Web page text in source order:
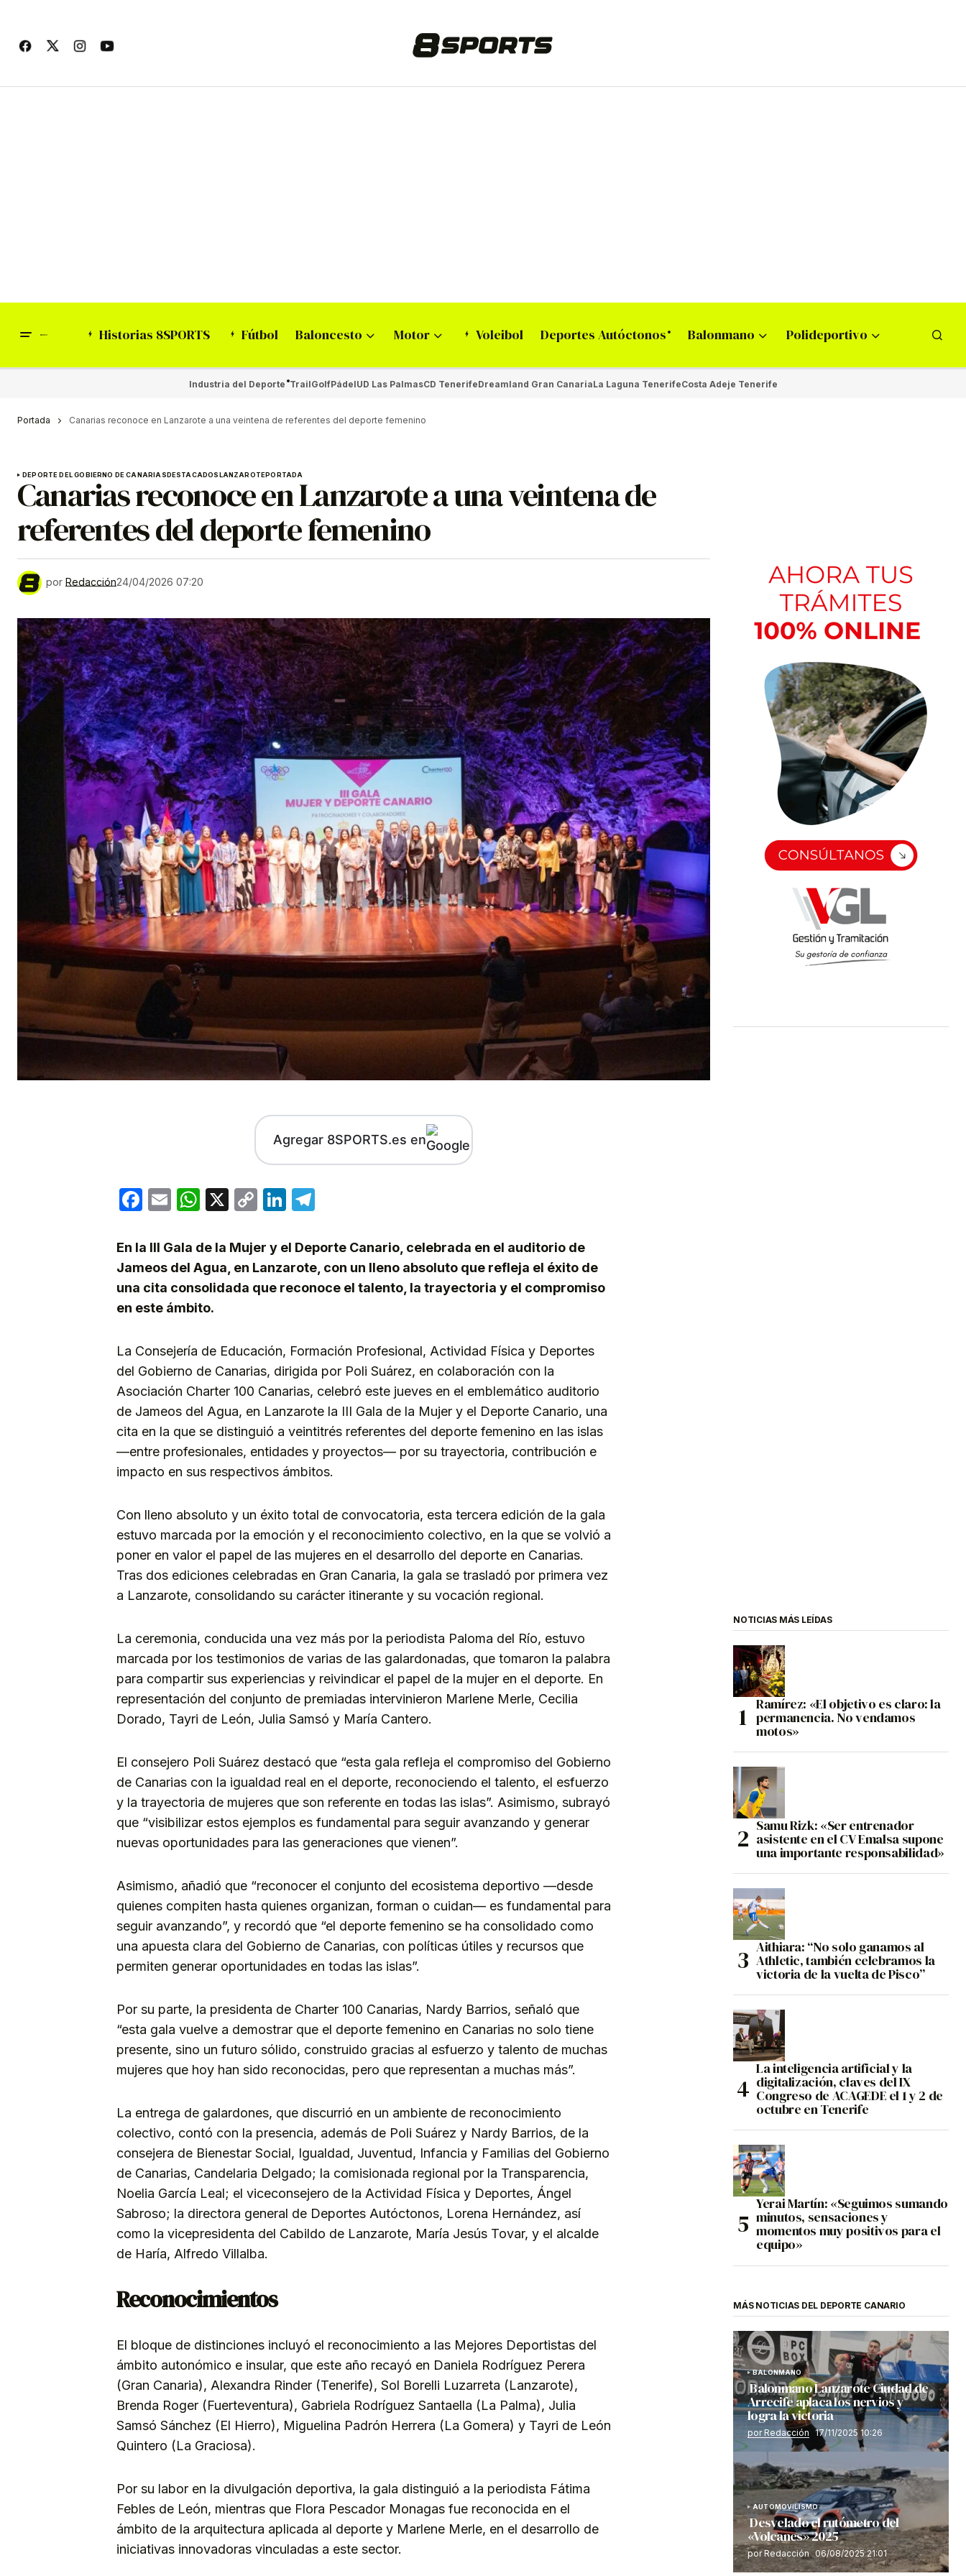
Historias 8SPORTS Fútbol Baloncesto Motor Voleibol Deportes Autóctonos Balonmano Polideportivo
Industria del Deporte TrailGolfPádelUD Las PalmasCD TenerifeDreamland Gran CanariaLa Laguna TenerifeCosta Adeje Tenerife
Portada Canarias reconoce en Lanzarote a una veintena de referentes del deporte femenino
DEPORTE DEL GOBIERNO DE CANARIASDESTACADOSLANZAROTEPORTADA
Canarias reconoce en Lanzarote a una veintena de
referentes del deporte femenino
por Redacción24/04/2026 07:20
Agregar 8SPORTS.es en
Facebook
EmailWhatsApp
X
CopyLinkedIn
En la III Gala de la Mujer y el Deporte Canario, celebrada en el auditorio de
Jameos del Agua, en Lanzarote, con un lleno absoluto que refleja el éxito de
una cita consolidada que reconoce el talento, la trayectoria y el compromiso
en este ámbito.
La Consejería de Educación, Formación Profesional, Actividad Física y Deportes
del Gobierno de Canarias, dirigida por Poli Suárez, en colaboración con la
Asociación Charter 100 Canarias, celebró este jueves en el emblemático auditorio
de Jameos del Agua, en Lanzarote la III Gala de la Mujer y el Deporte Canario, una
cita en la que se distinguió a veintitrés referentes del deporte femenino en las islas
—entre profesionales, entidades y proyectos— por su trayectoria, contribución e
impacto en sus respectivos ámbitos.
Con lleno absoluto y un éxito total de convocatoria, esta tercera edición de la gala
estuvo marcada por la emoción y el reconocimiento colectivo, en la que se volvió a
poner en valor el papel de las mujeres en el desarrollo del deporte en Canarias.
Tras dos ediciones celebradas en Gran Canaria, la gala se trasladó por primera vez
a Lanzarote, consolidando su carácter itinerante y su vocación regional.
La ceremonia, conducida una vez más por la periodista Paloma del Río, estuvo
marcada por los testimonios de varias de las galardonadas, que tomaron la palabra
para compartir sus experiencias y reivindicar el papel de la mujer en el deporte. En
representación del conjunto de premiadas intervinieron Marlene Merle, Cecilia
Dorado, Tayri de León, Julia Samsó y María Cantero.
El consejero Poli Suárez destacó que “esta gala refleja el compromiso del Gobierno
de Canarias con la igualdad real en el deporte, reconociendo el talento, el esfuerzo
y la trayectoria de mujeres que son referente en todas las islas”. Asimismo, subrayó
que “visibilizar estos ejemplos es fundamental para seguir avanzando y generar
nuevas oportunidades para las generaciones que vienen”.
Asimismo, añadió que “reconocer el conjunto del ecosistema deportivo —desde
quienes compiten hasta quienes organizan, forman o cuidan— es fundamental para
seguir avanzando”, y recordó que “el deporte femenino se ha consolidado como
una apuesta clara del Gobierno de Canarias, con políticas útiles y recursos que
permiten generar oportunidades en todas las islas”.
Por su parte, la presidenta de Charter 100 Canarias, Nardy Barrios, señaló que
“esta gala vuelve a demostrar que el deporte femenino en Canarias no solo tiene
presente, sino un futuro sólido, construido gracias al esfuerzo y talento de muchas
mujeres que hoy han sido reconocidas, pero que representan a muchas más”.
La entrega de galardones, que discurrió en un ambiente de reconocimiento
colectivo, contó con la presencia, además de Poli Suárez y Nardy Barrios, de la
consejera de Bienestar Social, Igualdad, Juventud, Infancia y Familias del Gobierno
de Canarias, Candelaria Delgado; la comisionada regional por la Transparencia,
Noelia García Leal; el viceconsejero de la Actividad Física y Deportes, Ángel
Sabroso; la directora general de Deportes Autóctonos, Lorena Hernández, así
como la vicepresidenta del Cabildo de Lanzarote, María Jesús Tovar, y el alcalde
de Haría, Alfredo Villalba.
Reconocimientos
El bloque de distinciones incluyó el reconocimiento a las Mejores Deportistas del
ámbito autonómico e insular, que este año recayó en Daniela Rodríguez Perera
(Gran Canaria), Alexandra Rinder (Tenerife), Sol Borelli Luzarreta (Lanzarote),
Brenda Roger (Fuerteventura), Gabriela Rodríguez Santaella (La Palma), Julia
Samsó Sánchez (El Hierro), Miguelina Padrón Herrera (La Gomera) y Tayri de León
Quintero (La Graciosa).
Por su labor en la divulgación deportiva, la gala distinguió a la periodista Fátima
Febles de León, mientras que Flora Pescador Monagas fue reconocida en el
ámbito de la arquitectura aplicada al deporte y Marlene Merle, en el desarrollo de
iniciativas innovadoras vinculadas a este sector.
NOTICIAS MÁS LEÍDAS
Ramírez: «El objetivo es claro: la
permanencia. No vendamos
motos»
Samu Rizk: «Ser entrenador
asistente en el CV Emalsa supone
una importante responsabilidad»
Aithiara: “No solo ganamos al
Athletic, también celebramos la
victoria de la vuelta de Pisco”
La inteligencia artificial y la
digitalización, claves del IX
Congreso de ACAGEDE el 1 y 2 de
octubre en Tenerife
Yerai Martín: «Seguimos sumando
minutos, sensaciones y
momentos muy positivos para el
equipo»
MÁS NOTICIAS DEL DEPORTE CANARIO
BALONMANO
Balonmano Lanzarote Ciudad de
Arrecife aplaca los nervios y
logra la victoria
por Redacción 17/11/2025 10:26
AUTOMOVILISMO
Desvelado el rutómetro del
«Volcanes» 2025
por Redacción 06/08/2025 21:01